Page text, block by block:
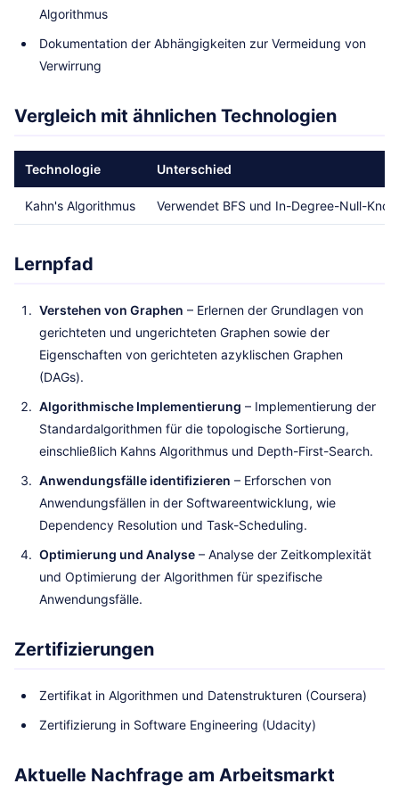
Algorithmus
Dokumentation der Abhängigkeiten zur Vermeidung von
Verwirrung
Vergleich mit ähnlichen Technologien
Technologie Unterschied
Kahn's Algorithmus Verwendet BFS und In-Degree-Null-
Lernpfad
Verstehen von Graphen – Erlernen der Grundlagen von
gerichteten und ungerichteten Graphen sowie der
Eigenschaften von gerichteten azyklischen Graphen
(DAGs).
Algorithmische Implementierung – Implementierung der
Standardalgorithmen für die topologische Sortierung,
einschließlich Kahns Algorithmus und Depth-First-Search.
Anwendungsfälle identifizieren – Erforschen von
Anwendungsfällen in der Softwareentwicklung, wie
Dependency Resolution und Task-Scheduling.
Optimierung und Analyse – Analyse der Zeitkomplexität
und Optimierung der Algorithmen für spezifische
Anwendungsfälle.
Zertifizierungen
Zertifikat in Algorithmen und Datenstrukturen (Coursera)
Zertifizierung in Software Engineering (Udacity)
Aktuelle Nachfrage am Arbeitsmarkt